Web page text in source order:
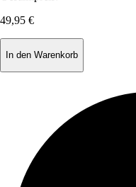
49,95 €
In den Warenkorb